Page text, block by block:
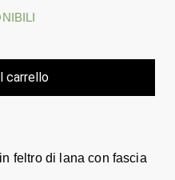
carrello
feltro di lana con fascia